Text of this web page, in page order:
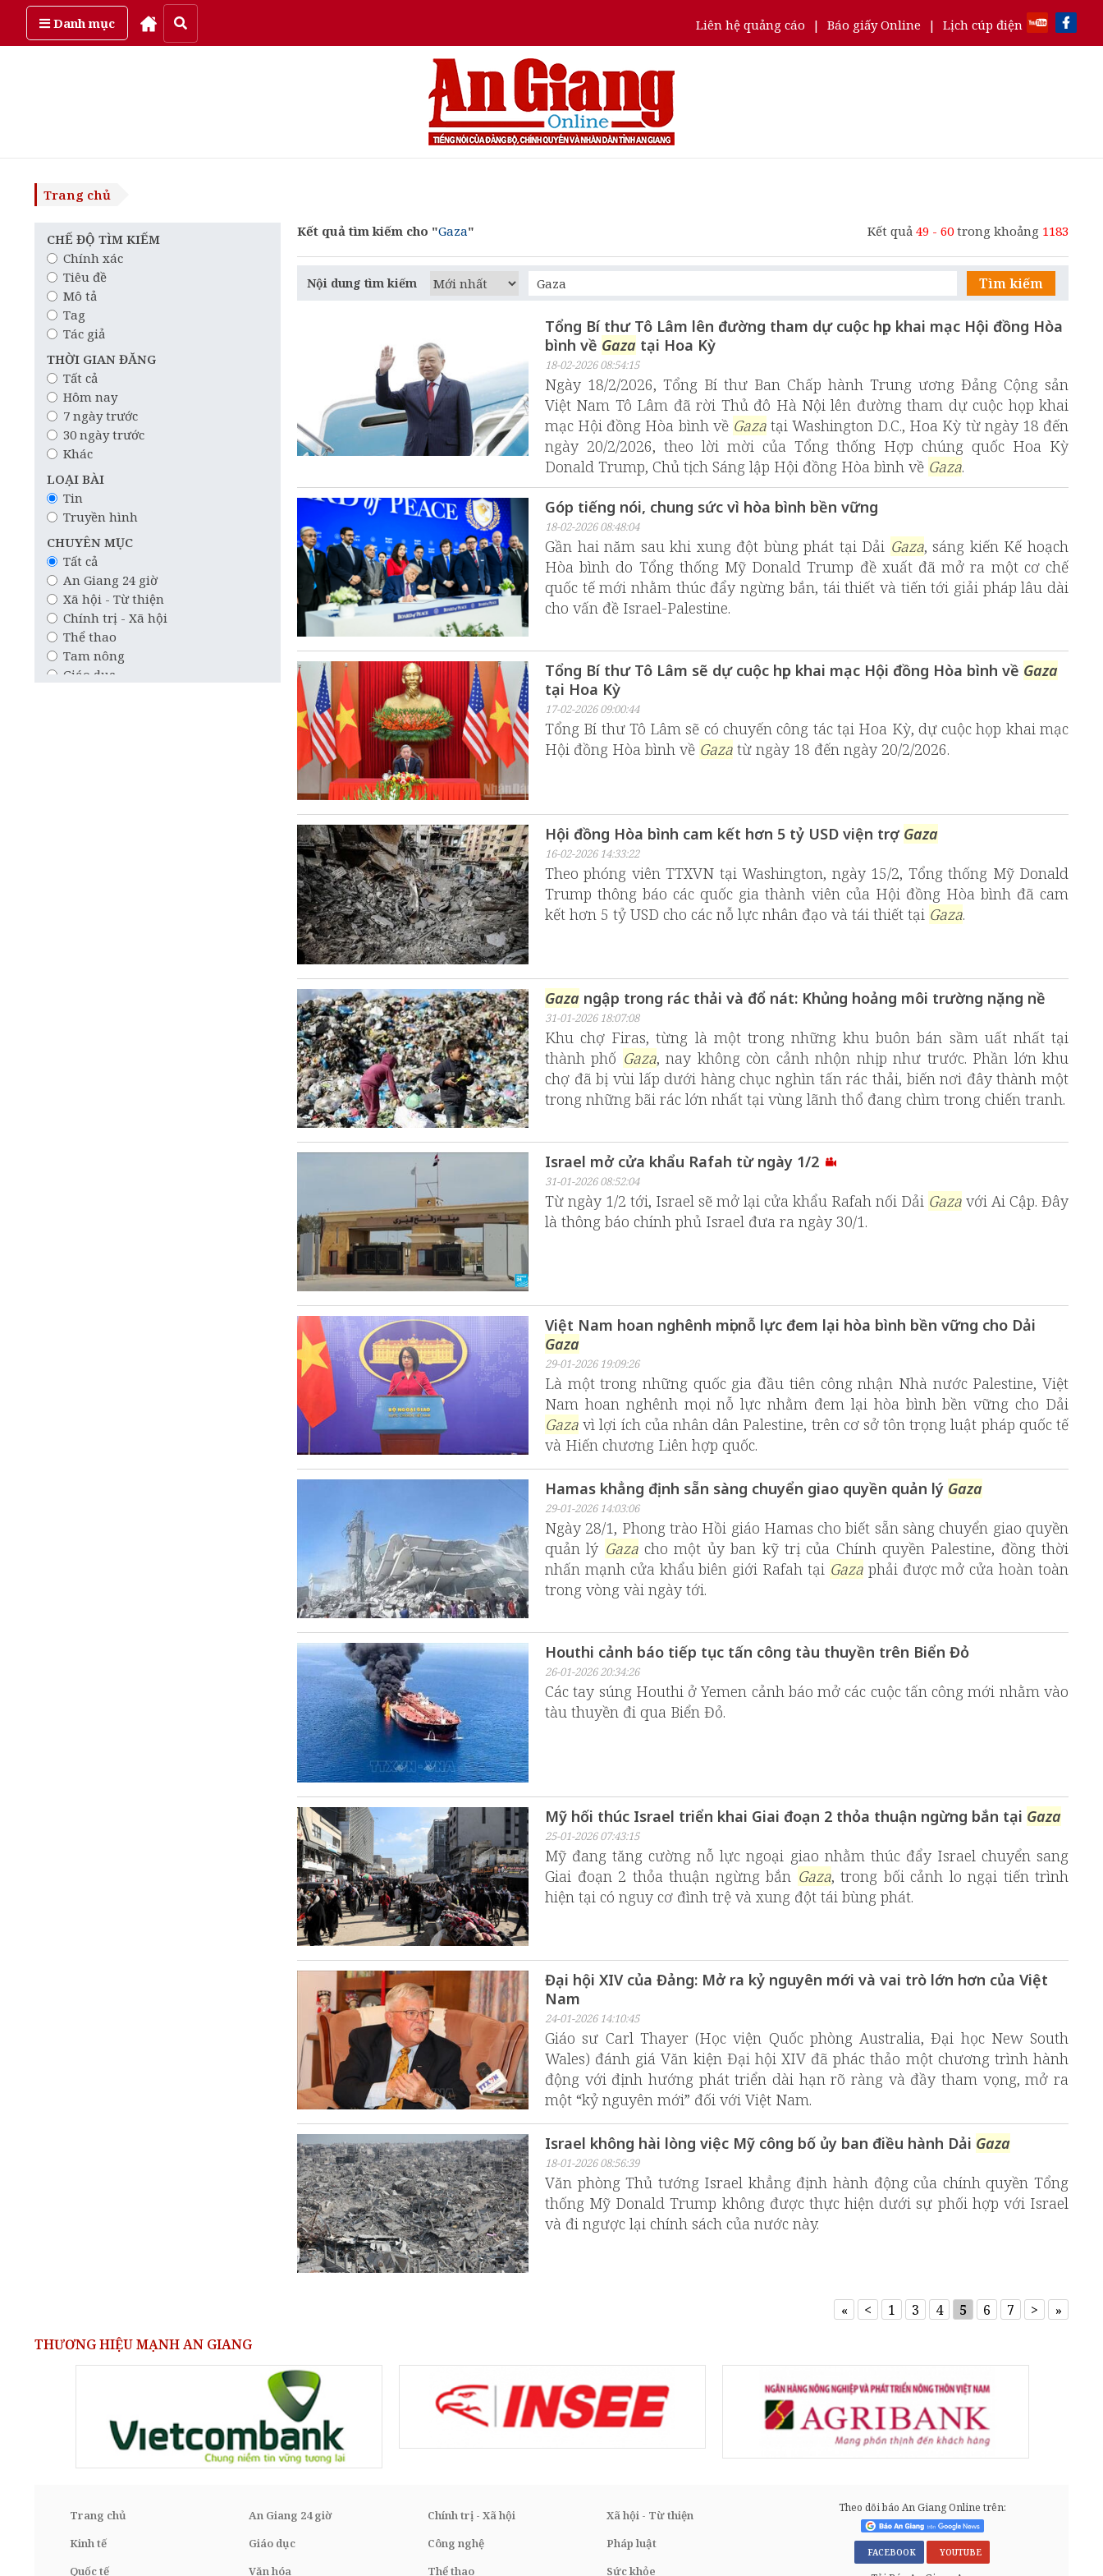
Danh mục Liên hệ quảng cáo | Báo giấy Online | Lịch cúp điện
Thứ năm, ngày 6/08/2026
Trang chủ
CHẾ ĐỘ TÌM KIẾM
Chính xác
Tiêu đề
Mô tả
Tag
Tác giả
THỜI GIAN ĐĂNG
Tất cả
Hôm nay
7 ngày trước
30 ngày trước
Khác
LOẠI BÀI
Tin
Truyền hình
CHUYÊN MỤC
Tất cả
An Giang 24 giờ
Xã hội - Từ thiện
Chính trị - Xã hội
Thể thao
Tam nông
Giáo dục
Kết quả tìm kiếm cho "Gaza" Kết quả 49 - 60 trong khoảng 1183
Nội dung tìm kiếm Tìm kiếm
Tổng Bí thư Tô Lâm lên đường tham dự cuộc họp khai mạc Hội đồng Hòa
bình về Gaza tại Hoa Kỳ
18-02-2026 08:54:15
Ngày 18/2/2026, Tổng Bí thư Ban Chấp hành Trung ương Đảng Cộng sản
Việt Nam Tô Lâm đã rời Thủ đô Hà Nội lên đường tham dự cuộc họp khai
mạc Hội đồng Hòa bình về Gazatại Washington D.C., Hoa Kỳ từ ngày 18 đến
ngày 20/2/2026, theo lời mời của Tổng thống Hợp chúng quốc Hoa Kỳ
Donald Trump, Chủ tịch Sáng lập Hội đồng Hòa bình về Gaza.
Góp tiếng nói, chung sức vì hòa bình bền vững
18-02-2026 08:48:04
Gần hai năm sau khi xung đột bùng phát tại Dải Gaza, sáng kiến Kế hoạch
Hòa bình do Tổng thống Mỹ Donald Trump đề xuất đã mở ra một cơ chế
quốc tế mới nhằm thúc đẩy ngừng bắn, tái thiết và tiến tới giải pháp lâu dài
cho vấn đề Israel-Palestine.
Tổng Bí thư Tô Lâm sẽ dự cuộc họp khai mạc Hội đồng Hòa bình về Gaza
tại Hoa Kỳ
17-02-2026 09:00:44
Tổng Bí thư Tô Lâm sẽ có chuyến công tác tại Hoa Kỳ, dự cuộc họp khai mạc
Hội đồng Hòa bình về Gaza từ ngày 18 đến ngày 20/2/2026.
Hội đồng Hòa bình cam kết hơn 5 tỷ USD viện trợ Gaza
16-02-2026 14:33:22
Theo phóng viên TTXVN tại Washington, ngày 15/2, Tổng thống Mỹ Donald
Trump thông báo các quốc gia thành viên của Hội đồng Hòa bình đã cam
kết hơn 5 tỷ USD cho các nỗ lực nhân đạo và tái thiết tại Gaza.
Gaza ngập trong rác thải và đổ nát: Khủng hoảng môi trường nặng nề
31-01-2026 18:07:08
Khu chợ Firas, từng là một trong những khu buôn bán sầm uất nhất tại
thành phố Gaza, nay không còn cảnh nhộn nhịp như trước. Phần lớn khu
chợ đã bị vùi lấp dưới hàng chục nghìn tấn rác thải, biến nơi đây thành một
trong những bãi rác lớn nhất tại vùng lãnh thổ đang chìm trong chiến tranh.
Israel mở cửa khẩu Rafah từ ngày 1/2
31-01-2026 08:52:04
Từ ngày 1/2 tới, Israel sẽ mở lại cửa khẩu Rafah nối Dải Gaza với Ai Cập. Đây
là thông báo chính phủ Israel đưa ra ngày 30/1.
Việt Nam hoan nghênh mọi nỗ lực đem lại hòa bình bền vững cho Dải
Gaza
29-01-2026 19:09:26
Là một trong những quốc gia đầu tiên công nhận Nhà nước Palestine, Việt
Nam hoan nghênh mọi nỗ lực nhằm đem lại hòa bình bền vững cho Dải
Gaza vì lợi ích của nhân dân Palestine, trên cơ sở tôn trọng luật pháp quốc tế
và Hiến chương Liên hợp quốc.
Hamas khẳng định sẵn sàng chuyển giao quyền quản lý Gaza
29-01-2026 14:03:06
Ngày 28/1, Phong trào Hồi giáo Hamas cho biết sẵn sàng chuyển giao quyền
quản lý Gazacho một ủy ban kỹ trị của Chính quyền Palestine, đồng thời
nhấn mạnh cửa khẩu biên giới Rafah tại Gazaphải được mở cửa hoàn toàn
trong vòng vài ngày tới.
Houthi cảnh báo tiếp tục tấn công tàu thuyền trên Biển Đỏ
26-01-2026 20:34:26
Các tay súng Houthi ở Yemen cảnh báo mở các cuộc tấn công mới nhằm vào
tàu thuyền đi qua Biển Đỏ.
Mỹ hối thúc Israel triển khai Giai đoạn 2 thỏa thuận ngừng bắn tại Gaza
25-01-2026 07:43:15
Mỹ đang tăng cường nỗ lực ngoại giao nhằm thúc đẩy Israel chuyển sang
Giai đoạn 2 thỏa thuận ngừng bắn Gaza, trong bối cảnh lo ngại tiến trình
hiện tại có nguy cơ đình trệ và xung đột tái bùng phát.
Đại hội XIV của Đảng: Mở ra kỷ nguyên mới và vai trò lớn hơn của Việt
Nam
24-01-2026 14:10:45
Giáo sư Carl Thayer (Học viện Quốc phòng Australia, Đại học New South
Wales) đánh giá Văn kiện Đại hội XIV đã phác thảo một chương trình hành
động với định hướng phát triển dài hạn rõ ràng và đầy tham vọng, mở ra
một “kỷ nguyên mới” đối với Việt Nam.
Israel không hài lòng việc Mỹ công bố ủy ban điều hành Dải Gaza
18-01-2026 08:56:39
Văn phòng Thủ tướng Israel khẳng định hành động của chính quyền Tổng
thống Mỹ Donald Trump không được thực hiện dưới sự phối hợp với Israel
và đi ngược lại chính sách của nước này.
« < 1 3 4 5 6 7 >
»
THƯƠNG HIỆU MẠNH AN GIANG
Trang chủ An Giang 24 giờ Chính trị - Xã hội
Xã hội - Từ thiện
Kinh tế
Giáo dục Công nghệ
Pháp luật
Quốc tế
Văn hóa Thể thao Sức khỏe
Theo dõi báo An Giang Online trên:
FACEBOOK YOUTUBE